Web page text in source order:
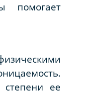
помогает
ее